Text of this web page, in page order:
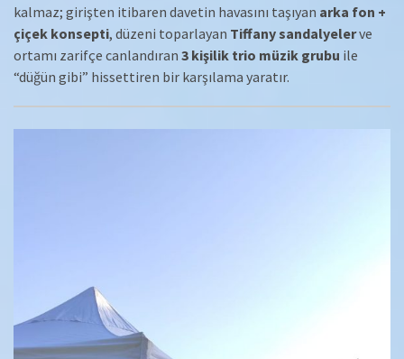
kalmaz; girişten itibaren davetin havasını taşıyan arka fon +
çiçek konsepti, düzeni toparlayan Tiffany sandalyelerve
ortamı zarifçe canlandıran 3 kişilik trio müzik grubu ile
“düğün gibi” hissettiren bir karşılama yaratır.